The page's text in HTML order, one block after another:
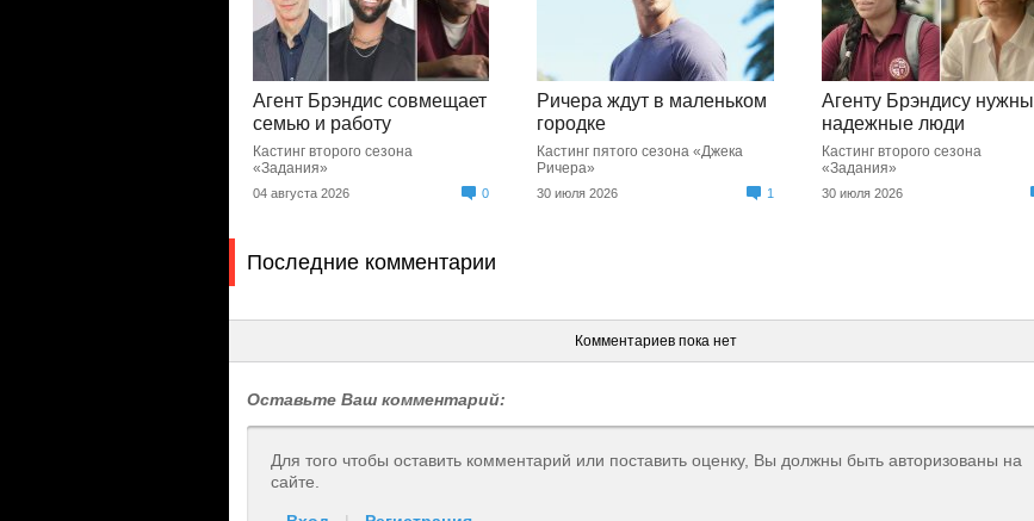
Агент Брэндис совмещает
семью и работу
Кастинг второго сезона
«Задания»
04 августа 2026 0
Ричера ждут в маленьком
городке
Кастинг пятого сезона «Джека
Ричера»
30 июля 2026 1
Агенту Брэндису нужны
надежные люди
Кастинг второго сезона
«Задания»
30 июля 2026
Последние комментарии
Комментариев пока нет
Оставьте Ваш комментарий:
Для того чтобы оставить комментарий или поставить оценку, Вы должны быть авторизованы на
сайте.